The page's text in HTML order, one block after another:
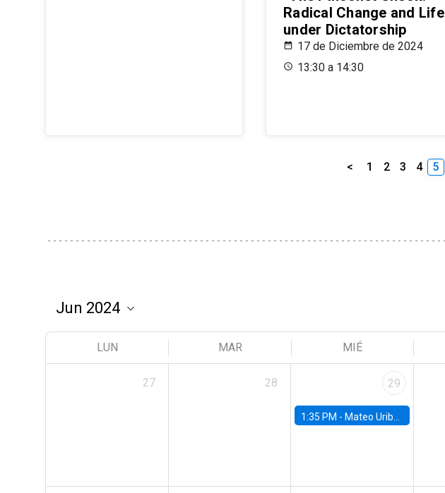
Radical Change and Life
under Dictatorship
17 de Diciembre de 2024
13:30 a 14:30
< 1 2 3 4 5
LUN MAR MIÉ
27 28 29
1:35 PM - Mateo Uribe-Castro, Universidad de los Andes (Colombia)